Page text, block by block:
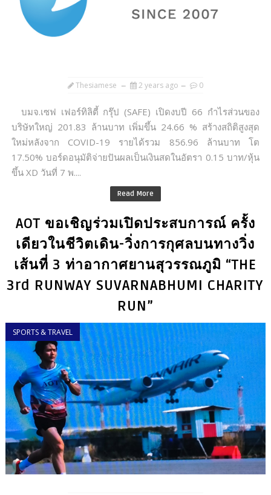
Thesiamese 2 years ago 0
บมจ.เซฟ เฟอร์ทิลิตี้ กรุ๊ป (SAFE) เปิดงบปี 66 กำไรส่วนของ
บริษัทใหญ่ 201.83 ล้านบาท เพิ่มขึ้น 24.66 % สร้างสถิติสูงสุด
ใหม่หลังจาก COVID-19 รายได้รวม 856.96 ล้านบาท โต
17.50% บอร์ดอนุมัติจ่ายปันผลเป็นเงินสดในอัตรา 0.15 บาท/หุ้น
ขึ้น XD วันที่ 7 พ....
Read More
AOT ขอเชิญร่วมเปิดประสบการณ์ ครั้ง
เดียวในชีวิตเดิน-วิ่งการกุศลบนทางวิ่ง
เส้นที่ 3 ท่าอากาศยานสุวรรณภูมิ “THE
3rd RUNWAY SUVARNABHUMI CHARITY
RUN”
SPORTS & TRAVEL